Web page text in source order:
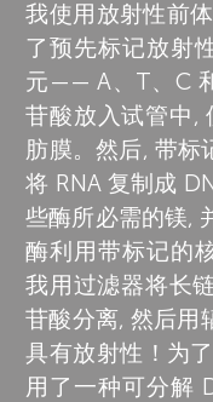
我使用放射性前
了预先标记放射
元—— A、T、C
苷酸放入试管中,
肪膜。然后, 带标
将 RNA 复制成
些酶所必需的镁,
酶利用带标记的
我用过滤器将长
苷酸分离, 然后用
具有放射性！为
用了一种可分解